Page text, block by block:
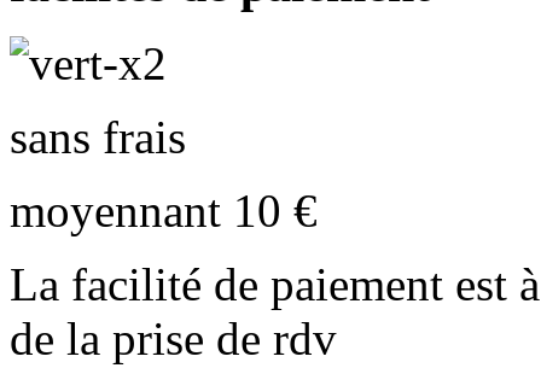
sans frais
moyennant 10 €
La facilité de paiement est
de la prise de rdv